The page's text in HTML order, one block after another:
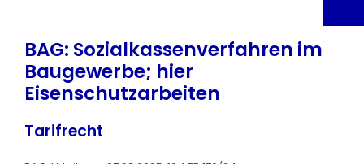
BAG: Sozialkassenverfahren im
Baugewerbe; hier
Eisenschutzarbeiten
Tarifrecht